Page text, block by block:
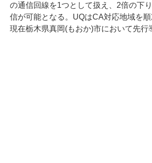
の通信回線を1つとして扱え、2倍の下
信が可能となる。UQはCA対応地域を順
現在栃木県真岡(もおか)市において先行